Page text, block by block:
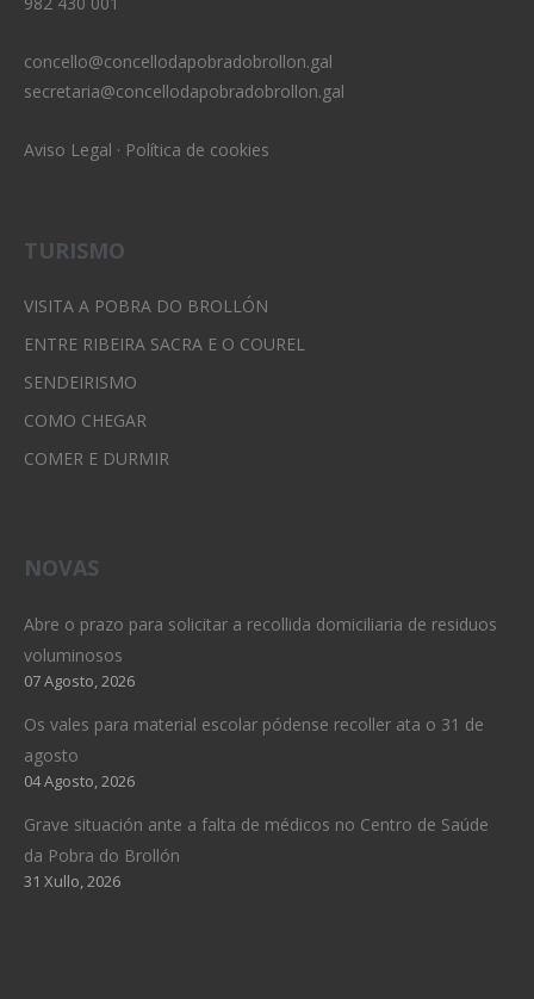
concello@concellodapobradobrollon.gal
secretaria@concellodapobradobrollon.gal
Aviso Legal · Política de cookies
TURISMO
VISITA A POBRA DO BROLLÓN
ENTRE RIBEIRA SACRA E O COUREL
SENDEIRISMO
COMO CHEGAR
COMER E DURMIR
NOVAS
Abre o prazo para solicitar a recollida domiciliaria de residuos
voluminosos
07 Agosto, 2026
Os vales para material escolar pódense recoller ata o 31 de
agosto
04 Agosto, 2026
Grave situación ante a falta de médicos no Centro de Saúde
da Pobra do Brollón
31 Xullo, 2026